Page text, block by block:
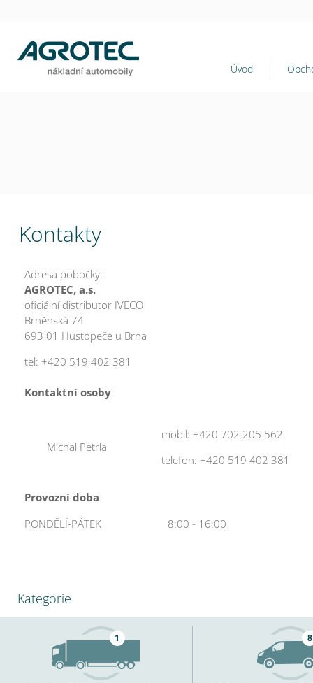
Úvod
Kontakty
Adresa pobočky:
AGROTEC, a.s.
oficiální distributor IVECO
Brněnská 74
693 01 Hustopeče u Brna
tel: +420 519 402 381
Kontaktní osoby:
Michal Petrla
mobil: +420 702 205 562
telefon: +420 519 402 381
Provozní doba
PONDĚLÍ-PÁTEK
8:00 - 16:00
Kategorie
1 8